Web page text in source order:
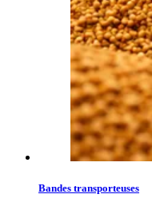
Bandes transporteuses